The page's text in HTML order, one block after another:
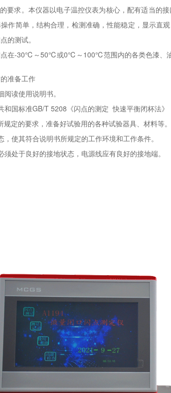
要求。本仪器以电子温控仪表为核心，配有适当的
作简单，结构合理，检测准确，性能稳定，显示直
的测试。
在-30℃～50℃或0℃～100℃范围内的各类色漆、油
准备工作
读使用说明书。
和国标准GB/T 5208《闪点的测定 快速平衡闭杯法》
定的要求，准备好试验用的各种试验器具、材料等。
使其符合说明书所规定的工作环境和工作条件。
处于良好的接地状态，电源线应有良好的接地端。